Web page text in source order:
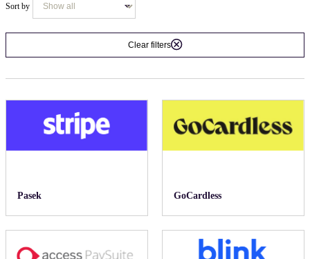
Sort by
Clear filters
Pasek GoCardless